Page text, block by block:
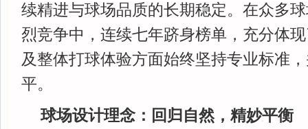
续精进与球场品质的长期稳定。在众多
烈竞争中，连续七年跻身榜单，充分体
及整体打球体验方面始终坚持专业标准
平。
球场设计理念：回归自然，精妙平衡